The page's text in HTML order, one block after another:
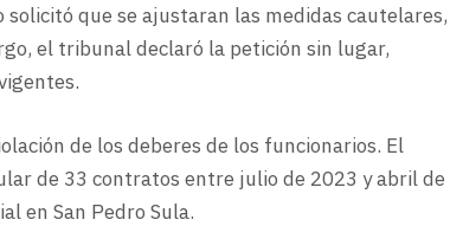
que se ajustaran las medidas cautelares,
el tribunal declaró la petición sin lugar,
de los deberes de los funcionarios. El
de 33 contratos entre julio de 2023 y abril de
en San Pedro Sula.